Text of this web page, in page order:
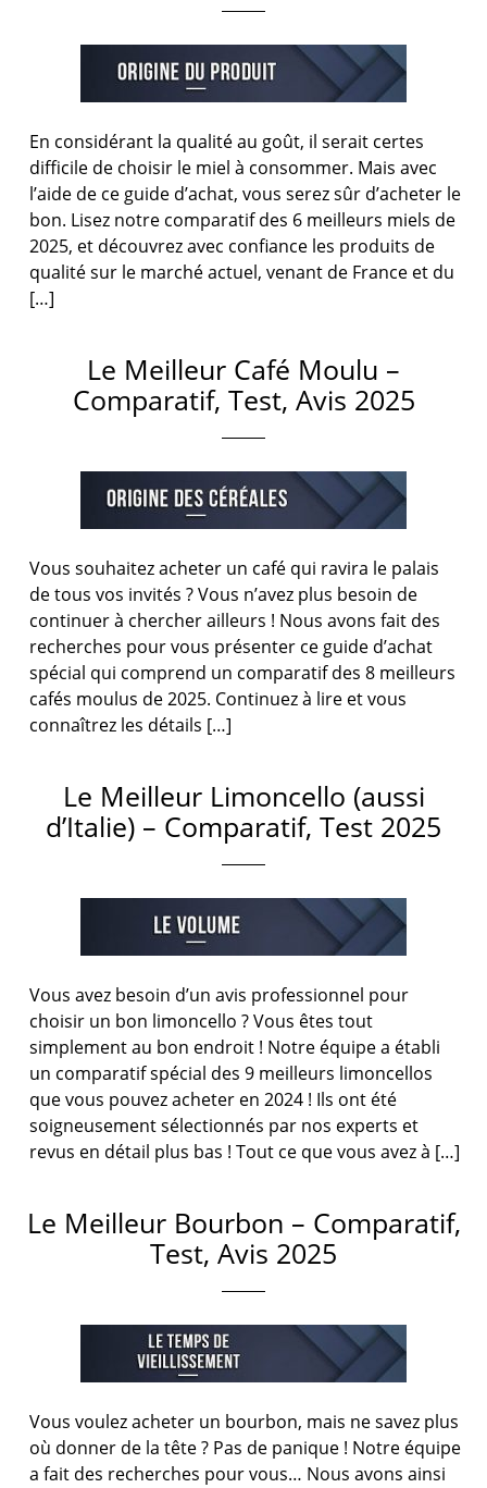
En considérant la qualité au goût, il serait certes
difficile de choisir le miel à consommer. Mais avec
l’aide de ce guide d’achat, vous serez sûr d’acheter le
bon. Lisez notre comparatif des 6 meilleurs miels de
2025, et découvrez avec confiance les produits de
qualité sur le marché actuel, venant de France et du
[…]
Le Meilleur Café Moulu –
Comparatif, Test, Avis 2025
Vous souhaitez acheter un café qui ravira le palais
de tous vos invités ? Vous n’avez plus besoin de
continuer à chercher ailleurs ! Nous avons fait des
recherches pour vous présenter ce guide d’achat
spécial qui comprend un comparatif des 8 meilleurs
cafés moulus de 2025. Continuez à lire et vous
connaîtrez les détails […]
Le Meilleur Limoncello (aussi
d’Italie) – Comparatif, Test 2025
Vous avez besoin d’un avis professionnel pour
choisir un bon limoncello ? Vous êtes tout
simplement au bon endroit ! Notre équipe a établi
un comparatif spécial des 9 meilleurs limoncellos
que vous pouvez acheter en 2024 ! Ils ont été
soigneusement sélectionnés par nos experts et
revus en détail plus bas ! Tout ce que vous avez à […]
Le Meilleur Bourbon – Comparatif,
Test, Avis 2025
Vous voulez acheter un bourbon, mais ne savez plus
où donner de la tête ? Pas de panique ! Notre équipe
a fait des recherches pour vous… Nous avons ainsi